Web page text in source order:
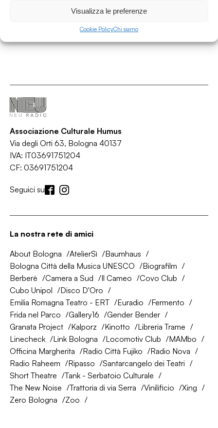
Visualizza le preferenze
Cookie PolicyChi siamo
Associazione Culturale Humus
Via degli Orti 63, Bologna 40137
IVA: IT03691751204
CF: 03691751204
Seguici su
La nostra rete di amici
About Bologna AtelierSì
Baumhaus
Bologna Città della Musica UNESCO
Biografilm
Berberè
Camera a Sud Il Cameo
Covo Club
Cubo Unipol
Disco D'Oro
Emilia Romagna Teatro - ERT
Euradio
Fermento
Frida nel Parco
Gallery16
Gender Bender
Granata Project
Kalporz Kinotto
Libreria Trame
Linecheck
Link Bologna Locomotiv Club
MAMbo
Officina Margherita
Radio Città Fujiko
Radio Nova
Radio Raheem
Ripasso
Santarcangelo dei Teatri
Short Theatre
Tank - Serbatoio Culturale
The New Noise
Trattoria di via Serra Vinilificio
Xing
Zero Bologna
Zoo